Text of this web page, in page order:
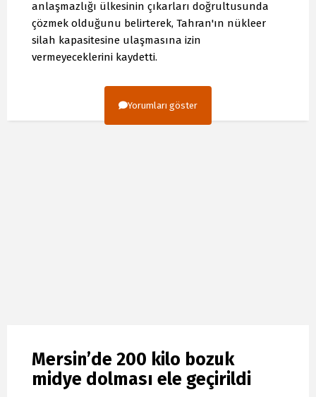
anlaşmazlığı ülkesinin çıkarları doğrultusunda
çözmek olduğunu belirterek, Tahran'ın nükleer
silah kapasitesine ulaşmasına izin
vermeyeceklerini kaydetti.
Yorumları göster
Mersin’de 200 kilo bozuk
midye dolması ele geçirildi